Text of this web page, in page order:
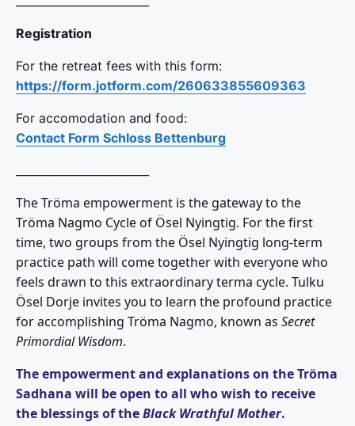
Registration
For the retreat fees with this form:
https://form.jotform.com/260633855609363
For accomodation and food:
Contact Form Schloss Bettenburg
The Tröma empowerment is the gateway to the
Tröma Nagmo Cycle of Ösel Nyingtig. For the first
time, two groups from the Ösel Nyingtig long-term
practice path will come together with everyone who
feels drawn to this extraordinary terma cycle. Tulku
Ösel Dorje invites you to learn the profound practice
for accomplishing Tröma Nagmo, known as Secret
Primordial Wisdom.
The empowerment and explanations on the Tröma
Sadhana will be open to all who wish to receive
the blessings of theBlack Wrathful Mother.